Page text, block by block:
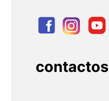
contactos